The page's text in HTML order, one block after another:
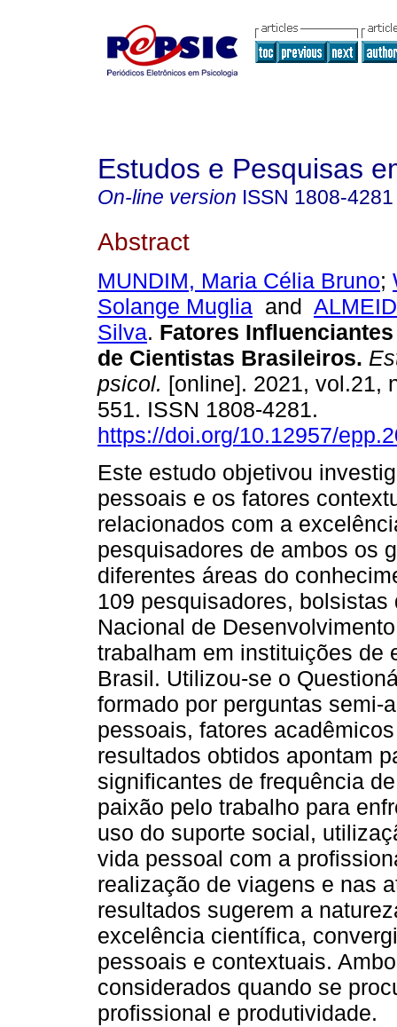
Estudos e Pesquisas
On-line version ISSN 1808-4281
Abstract
MUNDIM, Maria Célia Bruno;
Solange Muglia and
Silva. Fatores
de Cientistas Brasileiros.
psicol. [online]. 2021, vol.21,
551. ISSN 1808-4281.
https://doi.org/10.12957/
Este estudo objetivou
pessoais e os fatores
relacionados com a
pesquisadores de ambos os
diferentes áreas do
109 pesquisadores,
Nacional de
trabalham em instituições de
Brasil. Utilizou-se o
formado por perguntas semi-
pessoais, fatores
resultados obtidos apontam
significantes de frequência
paixão pelo trabalho para
uso do suporte social,
vida pessoal com a
realização de viagens e nas
resultados sugerem a
excelência científica,
pessoais e contextuais.
considerados quando se
profissional e produtividade.